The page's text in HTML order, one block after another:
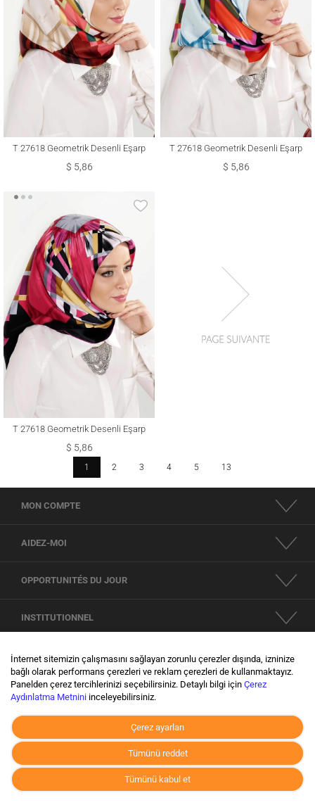
T 27618 Geometrik Desenli Eşarp
$ 5,86
T 27618 Geometrik Desenli Eşarp
$ 5,86
T 27618 Geometrik Desenli Eşarp
$ 5,86
1 2 3 4 5 13
MON COMPTE
AIDEZ-MOI
OPPORTUNITÉS DU JOUR
INSTITUTIONNEL
RÉSEAUX SOCIAUX
KVKK
© 1996-2026 -TRENDTESETTÜR officiel site. Tous les droits sont réservés. Les images
İnternet sitemizin çalışmasını sağlayan zorunlu çerezler dışında, izninize
bağlı olarak performans çerezleri ve reklam çerezleri de kullanmaktayız.
Panelden çerez tercihlerinizi seçebilirsiniz. Detaylı bilgi için Çerez
Aydınlatma Metnini inceleyebilirsiniz.
Çerez ayarları
Tümünü reddet
Tümünü kabul et